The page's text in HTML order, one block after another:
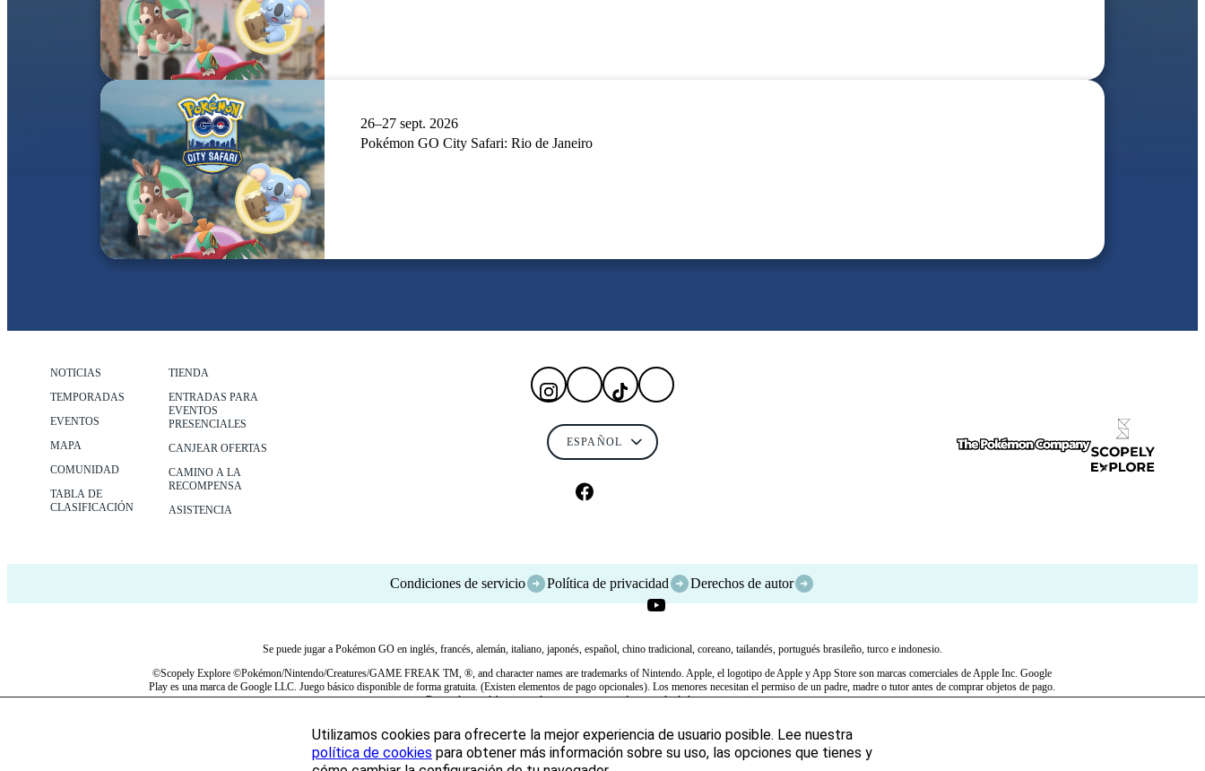
26–27 sept. 2026
Pokémon GO City Safari: Rio de Janeiro
NOTICIAS
TEMPORADAS
EVENTOS
MAPA
COMUNIDAD
TABLA DE
CLASIFICACIÓN
TIENDA
ENTRADAS PARA
EVENTOS
PRESENCIALES
CANJEAR OFERTAS
CAMINO A LA
RECOMPENSA
ASISTENCIA
Condiciones de servicio Política de privacidad Derechos de autor
Se puede jugar a Pokémon GO en inglés, francés, alemán, italiano, japonés, español, chino tradicional, coreano, tailandés, portugués brasileño, turco e indonesio.
©Scopely Explore ©Pokémon/Nintendo/Creatures/GAME FREAK TM, ®, and character names are trademarks of Nintendo. Apple, el logotipo de Apple y App Store son marcas comerciales de Apple Inc. Google
Play es una marca de Google LLC. Juego básico disponible de forma gratuita. (Existen elementos de pago opcionales). Los menores necesitan el permiso de un padre, madre o tutor antes de comprar objetos de pago.
Recuerda que debes estar alerta y prestar atención a tus alrededores mientras juegas.
Utilizamos cookies para ofrecerte la mejor experiencia de usuario posible. Lee nuestra
política de cookies para obtener más información sobre su uso, las opciones que tienes y